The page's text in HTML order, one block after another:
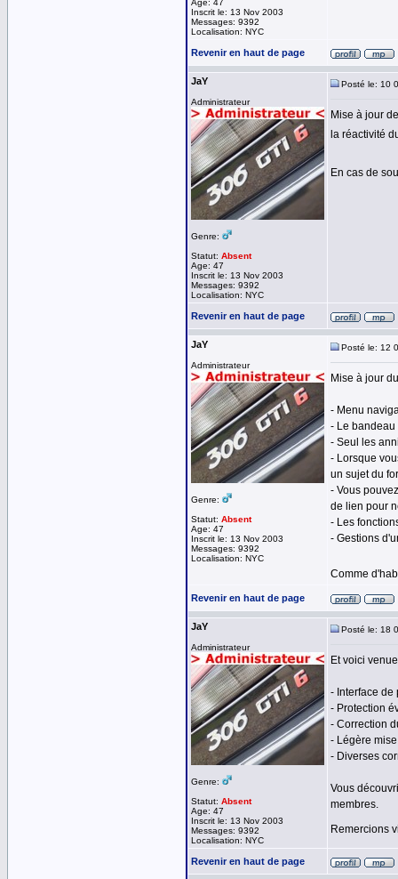
Age: 47
Inscrit le: 13 Nov 2003
Messages: 9392
Localisation: NYC
Revenir en haut de page
JaY
Administrateur
Genre:
Statut: Absent
Age: 47
Inscrit le: 13 Nov 2003
Messages: 9392
Localisation: NYC
Posté le: 10
Mise à jour
la réactivité
En cas de
Revenir en haut de page
JaY
Administrateur
Genre:
Statut: Absent
Age: 47
Inscrit le: 13 Nov 2003
Messages: 9392
Localisation: NYC
Posté le: 12
Mise à jour
- Menu
- Le bandeau
- Seul les
- Lorsque
un sujet du
- Vous
de lien pour
- Les
- Gestions
Comme
Revenir en haut de page
JaY
Administrateur
Genre:
Statut: Absent
Age: 47
Inscrit le: 13 Nov 2003
Messages: 9392
Localisation: NYC
Posté le: 18
Et voici
- Interface de
- Protection
- Correction
- Légère
- Diverses
Vous
membres.
Remercions
Revenir en haut de page